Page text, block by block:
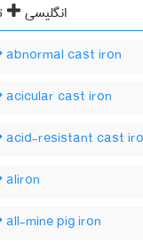
انگلیسی
abnormal cast iron
acicular cast iron
acid-resistant cast
aliron
all-mine pig iron